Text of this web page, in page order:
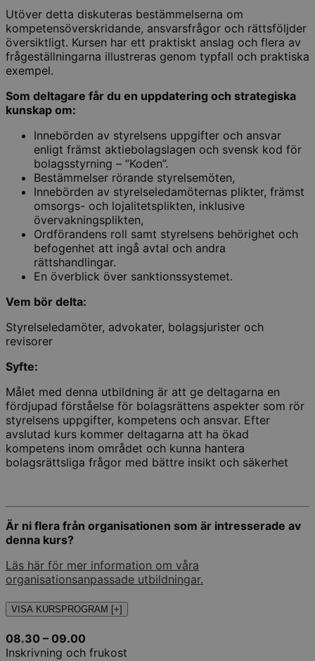
Utöver detta diskuteras bestämmelserna om
kompetensöverskridande, ansvarsfrågor och rättsföljder
översiktligt. Kursen har ett praktiskt anslag och flera av
frågeställningarna illustreras genom typfall och praktiska
exempel.
Som deltagare får du en uppdatering och strategiska
kunskap om:
Innebörden av styrelsens uppgifter och ansvar
enligt främst aktiebolagslagen och svensk kod för
bolagsstyrning – ”Koden”.
Bestämmelser rörande styrelsemöten,
Innebörden av styrelseledamöternas plikter, främst
omsorgs- och lojalitetsplikten, inklusive
övervakningsplikten,
Ordförandens roll samt styrelsens behörighet och
befogenhet att ingå avtal och andra
rättshandlingar.
En överblick över sanktionssystemet.
Vem bör delta:
Styrelseledamöter, advokater, bolagsjurister och
revisorer
Syfte:
Målet med denna utbildning är att ge deltagarna en
fördjupad förståelse för bolagsrättens aspekter som rör
styrelsens uppgifter, kompetens och ansvar. Efter
avslutad kurs kommer deltagarna att ha ökad
kompetens inom området och kunna hantera
bolagsrättsliga frågor med bättre insikt och säkerhet
Är ni flera från organisationen som är intresserade av
denna kurs?
Läs här för mer information om våra
organisationsanpassade utbildningar.
VISA KURSPROGRAM [+]
08.30 – 09.00
Inskrivning och frukost